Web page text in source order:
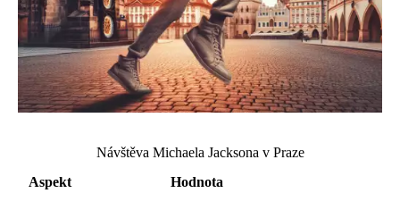
Návštěva Michaela Jacksona v Praze
Aspekt
Hodnota